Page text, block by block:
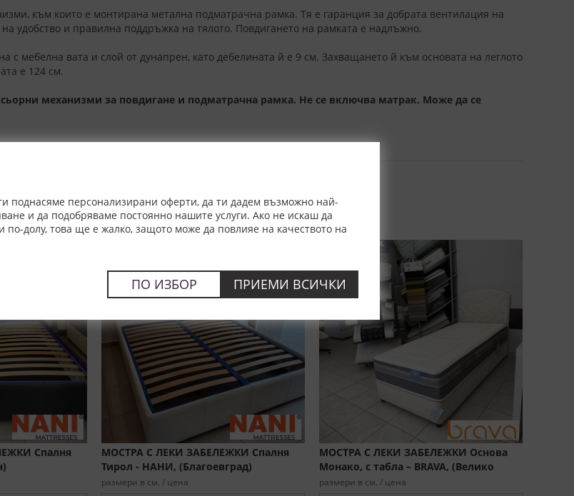
поднасяме персонализирани оферти, да ти дадем възможно най-
и да подобряваме постоянно нашите услуги. Ако не искаш да
долу, това ще е жалко, защото може да повлияе на качеството на
ПО ИЗБОР ПРИЕМИ ВСИЧКИ
към които е монтирана метална подматрачна рамка. Тя е гаранция за добрата вентилация на
удобство и правилна поддръжка на тялото. Повдигането на рамката е надлъжно.
с мебелна вата и слой от дунапрен, като дебелината й е 9 см. Захващането й към основата на леглото
е 124 см.
механизми за повдигане и подматрачна рамка. Не се включва матрак. Може да се
Спалня
МОСТРА С ЛЕКИ ЗАБЕЛЕЖКИ Спалня
Тирол - НАНИ, (Благоевград)
размери в см. / цена
МОСТРА С ЛЕКИ ЗАБЕЛЕЖКИ Основа
Монако, с табла – BRAVA, (Велико
Търново)
размери в см. / цена